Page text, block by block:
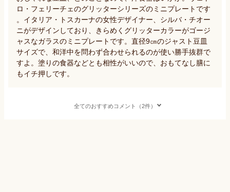
ロ・フェリーチェのグリッターシリーズのミニプレートです
。イタリア・トスカーナの女性デザイナー、シルバ・チオー
ニがデザインしており、きらめくグリッターカラーがゴージ
ャスなガラスのミニプレートです。直径9㎝のジャスト豆皿
サイズで、和洋中を問わず合わせられるのが使い勝手抜群で
すよ。塗りの食器などとも相性がいいので、おもてなし膳に
もイチ押しです。
全てのおすすめコメント（2件）